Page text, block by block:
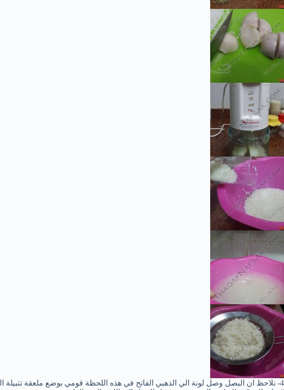
4- نلاحظ ان البصل وصل لونة الي الذهبي الفاتح في هذه اللحظة قومي بوضع ملعقة